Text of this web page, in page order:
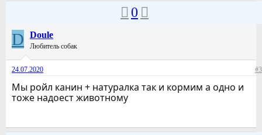
0
D Doule
Любитель собак
24.07.2020 #3
Мы ройл канин + натуралка так и кормим а одно и
тоже надоест животному